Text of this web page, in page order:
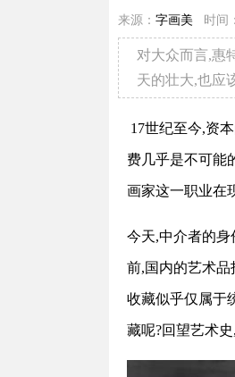
来源： 字画美 时间
对大众而言,惠
天的壮大,也应
17世纪至今,资
费几乎是不可能
画家这一职业在
今天,中介者的
前,国内的艺术品
收藏似乎仅属于
藏呢?回望艺术